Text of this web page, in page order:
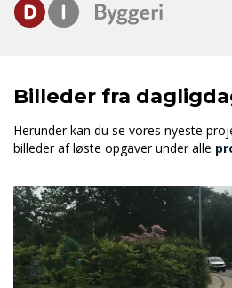
Billeder fra
Herunder kan du se vores nyeste
billeder af løste opgaver under alle